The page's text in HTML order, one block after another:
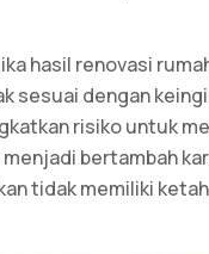
hasil renovasi
sesuai dengan
risiko untuk
bertambah
tidak memiliki